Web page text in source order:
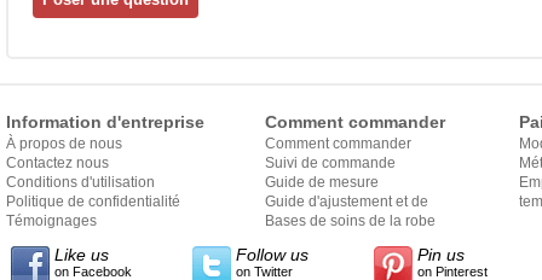
Information d'entreprise
À propos de nous
Contactez nous
Conditions d'utilisation
Politique de confidentialité
Témoignages
Comment commander
Comment commander
Suivi de commande
Guide de mesure
Guide d'ajustement et de
style
Bases de soins de la robe
Like us
on Facebook
Follow us
on Twitter
Pin us
on Pinterest